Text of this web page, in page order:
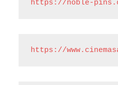
https://noble-
https://